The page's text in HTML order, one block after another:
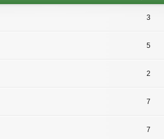
3
5
2
7
7